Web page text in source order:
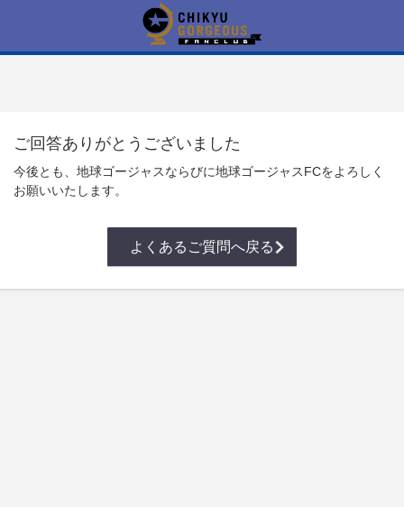
ご回答ありがとうございました
今後とも、地球ゴージャスならびに地球ゴージャスFCをよろしく
お願いいたします。
よくあるご質問へ戻る